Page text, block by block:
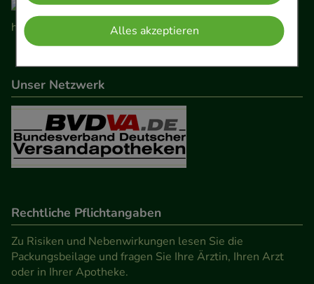
verzichtet werden kann.
Komfort:Diese Cookies werden genutzt um das
Einkaufserlebnis noch ansprechender zu gestalten,
beispielsweise für die Wiedererkennung des
Besuchers oder unsere Seite an bevorzugte
Verhaltensweisen (z.B. Spracheinstellung)
anzupassen. Komfort-Cookies ermöglichen es uns
auch auf Ihre Bedürfnisse zugeschrittene Inhalte
Statistik & Tracking:Hierüber lassen sich
Informationen über die Art und Weise der Nutzung
unserer Website sammeln, mit deren Hilfe wir
Alles akzeptieren
Unser Netzwerk
Rechtliche Pflichtangaben
Zu Risiken und Nebenwirkungen lesen Sie die
Packungsbeilage und fragen Sie Ihre Ärztin, Ihren Arzt
oder in Ihrer Apotheke.